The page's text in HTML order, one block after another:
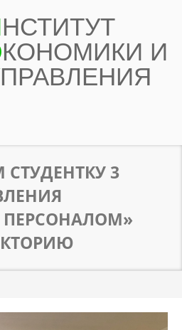
НСТИТУТ
КОНОМИКИ И
ПРАВЛЕНИЯ
3
ПЕРСОНАЛОМ»